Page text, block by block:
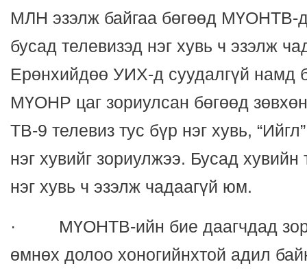
МЛН эзэлж байгаа бөгөөд МҮОНТВ-д
бусад телевизэд нэг хувь ч эзэлж
Ерөнхийдөө УИХ-д суудалгүй намд
МҮОНР цаг зориулсан бөгөөд
ТВ-9 телевиз тус бүр нэг хувь,
нэг хувийг зориулжээ. Бусад хувийн
нэг хувь ч эзэлж чадаагүй юм.
· МҮОНТВ-ийн бие даагчдад
өмнөх долоо хоногийнхтой адил